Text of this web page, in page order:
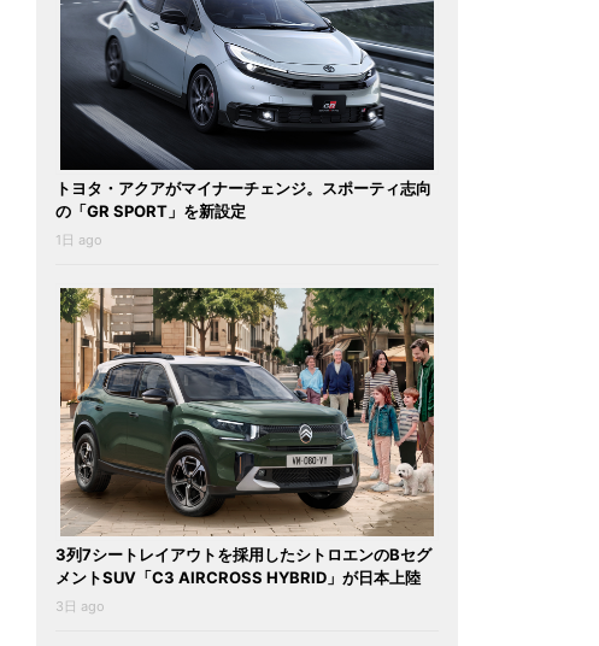
トヨタ・アクアがマイナーチェンジ。スポーティ志向
の「GR SPORT」を新設定
1日 ago
3列7シートレイアウトを採用したシトロエンのBセグ
メントSUV「C3 AIRCROSS HYBRID」が日本上陸
3日 ago